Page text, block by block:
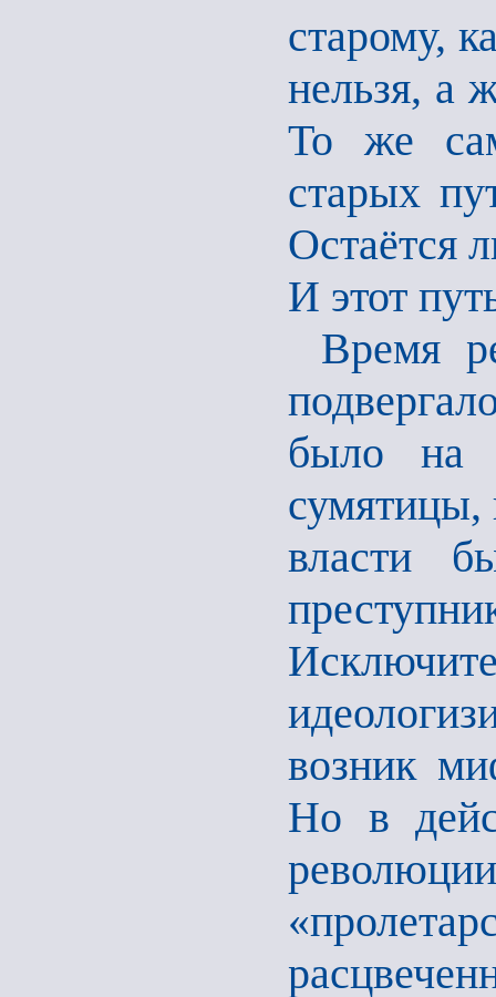
старому,
нельзя, а
То же
старых
Остаётся
И этот
Время
было на
власти
возник
Но в